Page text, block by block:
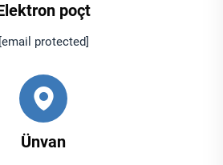
poçt
[email protected]
Ünvan